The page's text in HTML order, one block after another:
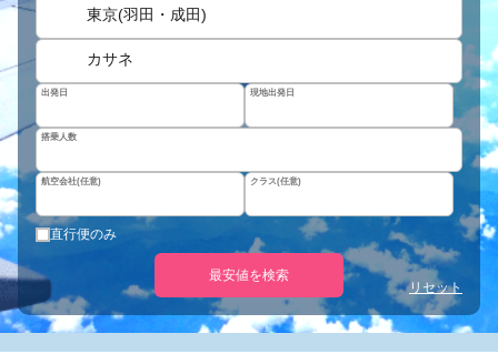
東京(羽田・成田)
カサネ
出発日 現地出発日
搭乗人数
航空会社(任意) クラス(任意)
直行便のみ
最安値を検索
リセット